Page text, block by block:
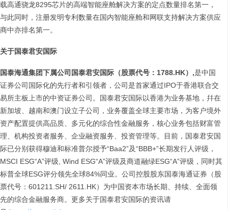
载高通骁龙8295芯片的高端智能座舱解决方案的定点数量排名第一，
与此同时，注册发明专利数量在国内智能座舱和网联支持解决方案供应
商中亦排名第一。
关于国泰君安国际
国泰海通集团下属公司国泰君安国际（股票代号：1788.HK）,是中国
证券公司国际化的先行者和引领者，公司是首家通过IPO于香港联合交
易所主板上市的中资证券公司。国泰君安国际以香港为业务基地，幷在
新加坡、越南和澳门设立子公司，业务覆盖全球主要市场，为客户境外
资产配置提供高品质、多元化的综合性金融服务，核心业务包括财富管
理、机构投资者服务、企业融资服务、投资管理等。目前，国泰君安国
际已分别获得穆迪和标准普尔授予“Baa2”及“BBB+”长期发行人评级，
MSCI ESG“A”评级, Wind ESG“A”评级及商道融绿ESG“A”评级，同时其
标普全球ESG评分领先全球84%同业。公司控股股东国泰海通证券（股
票代号：601211.SH/ 2611.HK）为中国资本市场长期、持续、全面领
先的综合金融服务商。更多关于国泰君安国际的资讯请